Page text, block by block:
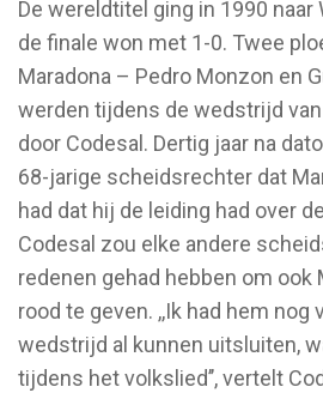
De wereldtitel ging in 1990 naar
de finale won met 1-0. Twee
Maradona – Pedro Monzon en
werden tijdens de wedstrijd
door Codesal. Dertig jaar na
68-jarige scheidsrechter dat
had dat hij de leiding had over
Codesal zou elke andere
redenen gehad hebben om ook
rood te geven. ,,Ik had hem nog
wedstrijd al kunnen uitsluiten,
tijdens het volkslied’’, vertelt